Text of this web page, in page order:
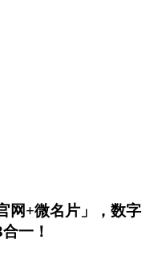
网+微名片」，数字
一！